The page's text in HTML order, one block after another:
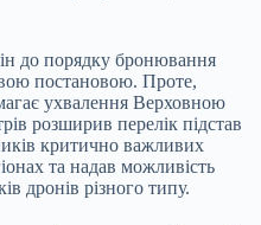
до порядку бронювання
постановою. Проте,
ухвалення Верховною
розширив перелік підстав
критично важливих
та надав можливість
дронів різного типу.